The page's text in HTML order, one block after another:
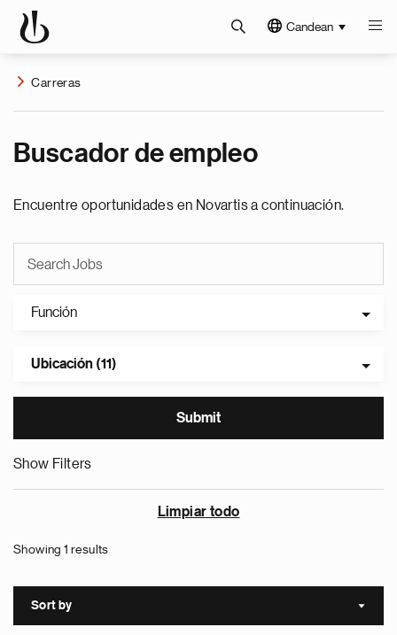
Candean
Carreras
Buscador de empleo
Encuentre oportunidades en Novartis a continuación.
Función
Ubicación (11)
Show Filters
Limpiar todo
Showing 1 results
Sort by Sort